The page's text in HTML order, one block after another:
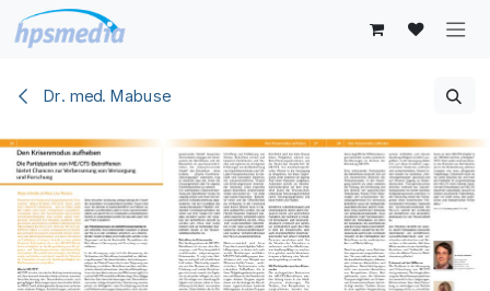
Zum Inhalt springen
Dr. med. Mabuse